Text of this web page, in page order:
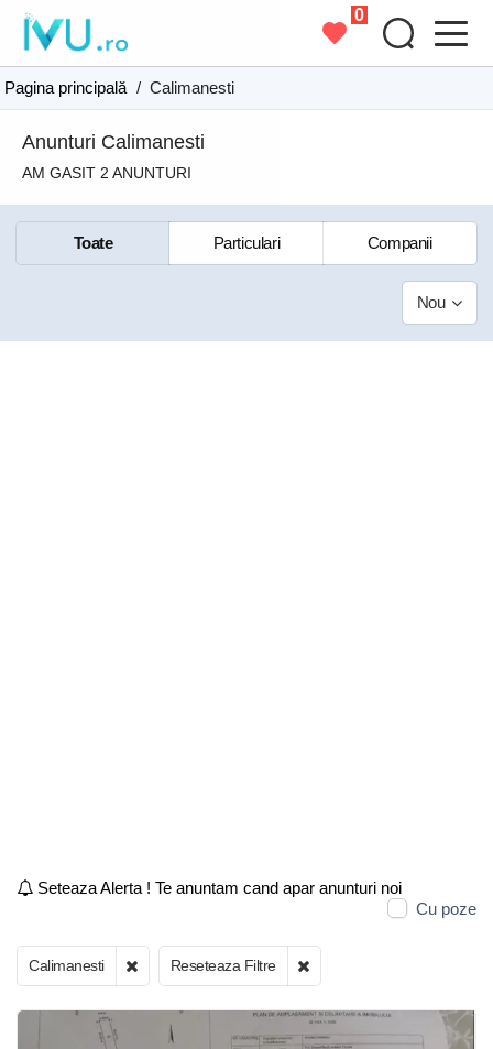
0
Pagina principală / Calimanesti
Anunturi Calimanesti
AM GASIT 2 ANUNTURI
Toate Particulari Companii
Nou
Seteaza Alerta ! Te anuntam cand apar anunturi noi
Cu poze
Calimanesti Reseteaza Filtre